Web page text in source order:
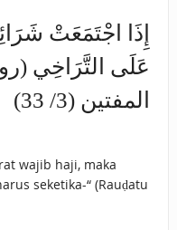
إِذَا اجْتَمَعَتْ
عَلَى التَّرَاخِي
المفتين (3/ 33)
wajib haji, maka
seketika-“ (Rauḍatu